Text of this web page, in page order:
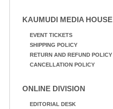
KAUMUDI MEDIA HOUSE
EVENT TICKETS
SHIPPING POLICY
RETURN AND REFUND POLICY
CANCELLATION POLICY
ONLINE DIVISION
EDITORIAL DESK